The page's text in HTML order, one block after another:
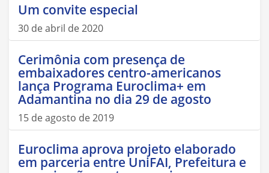
Um convite especial
30 de abril de 2020
Cerimônia com presença de
embaixadores centro-americanos
lança Programa Euroclima+ em
Adamantina no dia 29 de agosto
15 de agosto de 2019
Euroclima aprova projeto elaborado
em parceria entre UniFAI, Prefeitura e